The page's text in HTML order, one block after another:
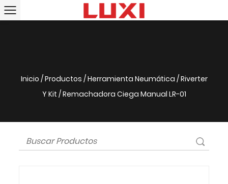
Inicio /Productos /Herramienta Neumática /Riverter
Y Kit /Remachadora Ciega Manual LR-01